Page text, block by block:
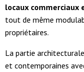
locaux commerciaux
tout de même
propriétaires.
La partie
et contemporaines